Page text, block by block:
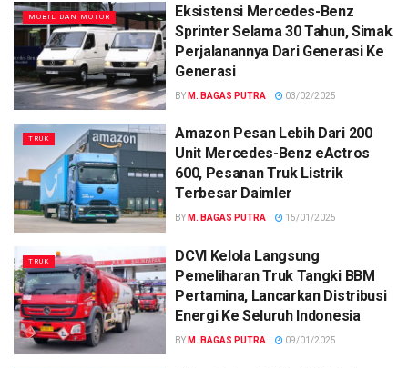
MOBIL DAN MOTOR
Eksistensi Mercedes-Benz
Sprinter Selama 30 Tahun, Simak
Perjalanannya Dari Generasi Ke
Generasi
BY M. BAGAS PUTRA 03/02/2025
TRUK
Amazon Pesan Lebih Dari 200
Unit Mercedes-Benz eActros
600, Pesanan Truk Listrik
Terbesar Daimler
BY M. BAGAS PUTRA 15/01/2025
TRUK
DCVI Kelola Langsung
Pemeliharan Truk Tangki BBM
Pertamina, Lancarkan Distribusi
Energi Ke Seluruh Indonesia
BY M. BAGAS PUTRA 09/01/2025